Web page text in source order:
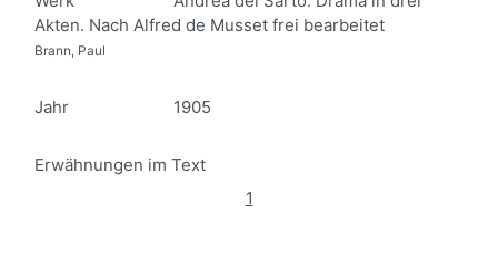
Akten. Nach Alfred de Musset frei bearbeitet
Brann, Paul
Jahr 1905
Erwähnungen im Text
1